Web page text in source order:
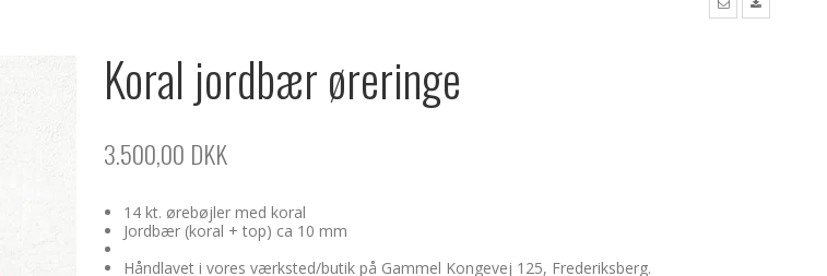
Koral jordbær øreringe
3.500,00 DKK
14 kt. ørebøjler med koral
Jordbær (koral + top) ca 10 mm
Håndlavet i vores værksted/butik på Gammel Kongevej 125, Frederiksberg.